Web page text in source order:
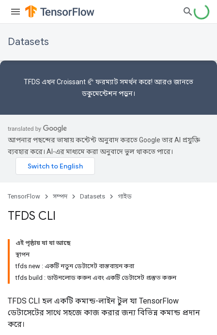
Datasets
TFDS এখনCroissant 🥐 ফরম্যাটসমর্থন করে! আরও জানতে
ডকুমেন্টেশনপড়ুন।
আপনার পছন্দের ভাষায় কন্টেন্ট অনুবাদ করতে Google তার AI প্রযুক্তি
ব্যবহার করে। AI-এর মাধ্যমে করা অনুবাদে ভুল থাকতে পারে।
TensorFlow সম্পদ Datasets গাইড
TFDS CLI
এই পৃষ্ঠায় যা যা আছে
স্থাপন
tfds new : একটি নতুন ডেটাসেট বাস্তবায়ন করা
tfds build : ডাউনলোড করুন এবং একটি ডেটাসেট প্রস্তুত করুন
TFDS CLI হল একটি কমান্ড-লাইন টুল যা TensorFlow
ডেটাসেটের সাথে সহজে কাজ করার জন্য বিভিন্ন কমান্ড প্রদান
করে।